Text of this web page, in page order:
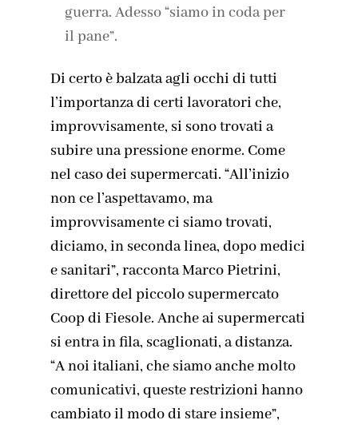
guerra. Adesso “siamo in coda per
il pane”.
Di certo è balzata agli occhi di tutti
l’importanza di certi lavoratori che,
improvvisamente, si sono trovati a
subire una pressione enorme. Come
nel caso dei supermercati. “All’inizio
non ce l’aspettavamo, ma
improvvisamente ci siamo trovati,
diciamo, in seconda linea, dopo medici
e sanitari”, racconta Marco Pietrini,
direttore del piccolo supermercato
Coop di Fiesole. Anche ai supermercati
si entra in fila, scaglionati, a distanza.
“A noi italiani, che siamo anche molto
comunicativi, queste restrizioni hanno
cambiato il modo di stare insieme”,